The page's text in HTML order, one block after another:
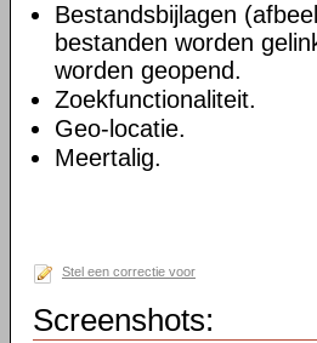
Bestandsbijlagen
bestanden worden
worden geopend.
Zoekfunctionaliteit.
Geo-locatie.
Meertalig.
Stel een correctie voor
Screenshots: